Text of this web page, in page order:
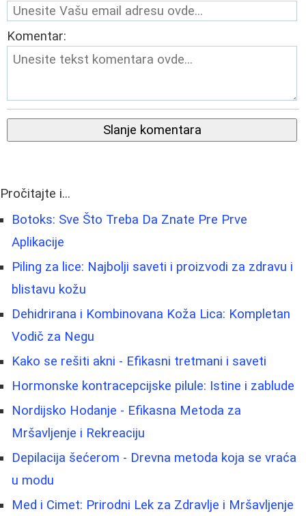
Komentar:
Slanje komentara
Pročitajte i...
Botoks: Sve Što Treba Da Znate Pre Prve
Aplikacije
Piling za lice: Najbolji saveti i proizvodi za zdravu i
blistavu kožu
Dehidrirana i Kombinovana Koža Lica: Kompletan
Vodič za Negu
Kako se rešiti akni - Efikasni tretmani i saveti
Hormonske kontracepcijske pilule: Istine i zablude
Nordijsko Hodanje - Efikasna Metoda za
Mršavljenje i Rekreaciju
Depilacija šećerom - Drevna metoda koja se vraća
u modu
Med i Cimet: Prirodni Lek za Zdravlje i Mršavljenje